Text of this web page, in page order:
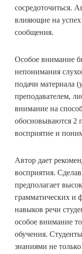
сосредоточиться.
влияющие на успех
сообщения.
Особое внимание
непонимания
подачи материала
преподавателем,
внимание на
обосновываются 2
восприятие и
Автор дает
восприятия.
предполагает
грамматических и
навыков речи
особое внимание
обучения.
знаниями не